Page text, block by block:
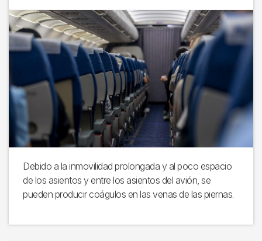
Debido a la inmovilidad prolongada y al poco espacio
de los asientos y entre los asientos del avión, se
pueden producir coágulos en las venas de las piernas.